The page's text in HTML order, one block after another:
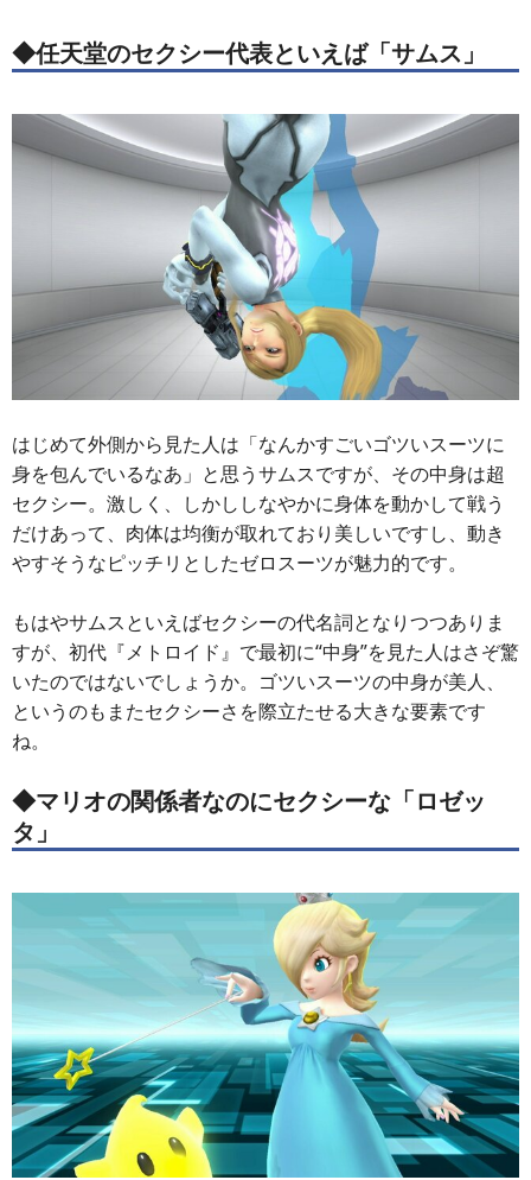
◆任天堂のセクシー代表といえば「サムス」
はじめて外側から見た人は「なんかすごいゴツいスーツに
身を包んでいるなあ」と思うサムスですが、その中身は超
セクシー。激しく、しかししなやかに身体を動かして戦う
だけあって、肉体は均衡が取れており美しいですし、動き
やすそうなピッチリとしたゼロスーツが魅力的です。
もはやサムスといえばセクシーの代名詞となりつつありま
すが、初代『メトロイド』で最初に“中身”を見た人はさぞ驚
いたのではないでしょうか。ゴツいスーツの中身が美人、
というのもまたセクシーさを際立たせる大きな要素です
ね。
◆マリオの関係者なのにセクシーな「ロゼッ
タ」